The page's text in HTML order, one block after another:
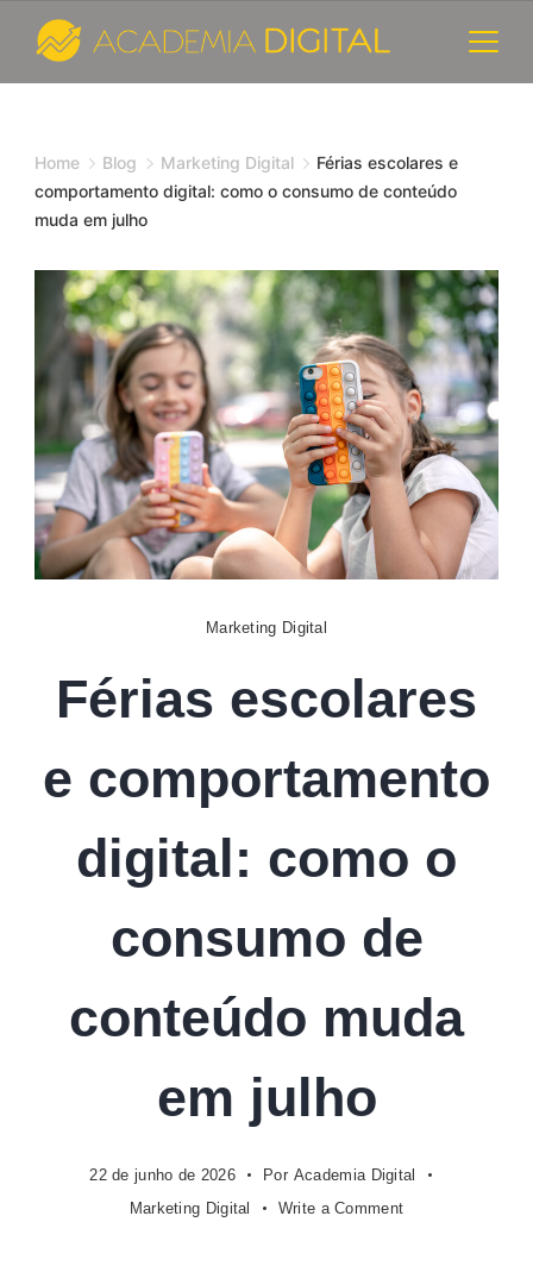
content
e
Consultoria
de
Marketing
Digital
-
Academia
Digital
Home Blog Marketing Digital
Férias escolares e
comportamento digital: como o consumo de conteúdo
muda em julho
Marketing Digital
Férias escolares
e comportamento
digital: como o
consumo de
conteúdo muda
em julho
22 de junho de 2026 Por Academia Digital
Marketing Digital
Write a Commenton